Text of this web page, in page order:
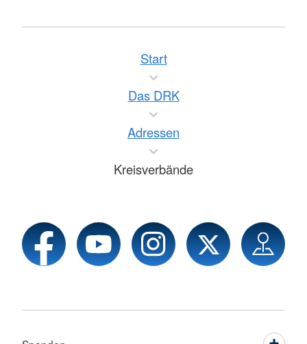
Start
Das DRK
Adressen
Kreisverbände